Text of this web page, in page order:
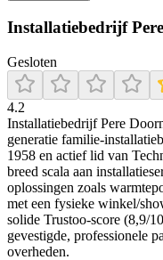
Installatiebedrijf
Gesloten
4.2
Installatiebedrijf Pere
generatie familie-
1958 en actief lid van
breed scala aan
oplossingen zoals
met een fysieke winkel/
solide Trustoo-score (8,9/
gevestigde, professionele
overheden.